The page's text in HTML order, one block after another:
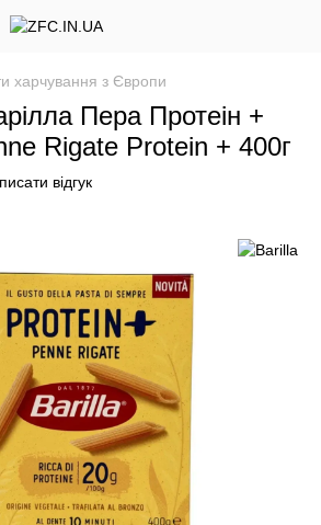
харчування з Європи
Пера Протеін +
Rigate Protein + 400г
відгук